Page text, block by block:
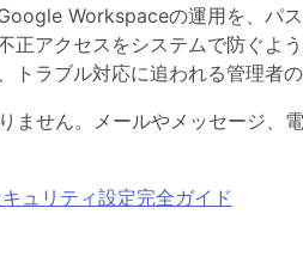
Workspaceの運用を、パス
アクセスをシステムで防ぐよ
ラブル対応に追われる管理者
せん。メールやメッセージ、
ュリティ設定完全ガイド